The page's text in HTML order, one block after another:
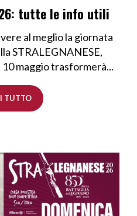
tutte le info utili
al meglio la giornata
STRALEGNANESE,
maggio trasformerà...
TUTTO